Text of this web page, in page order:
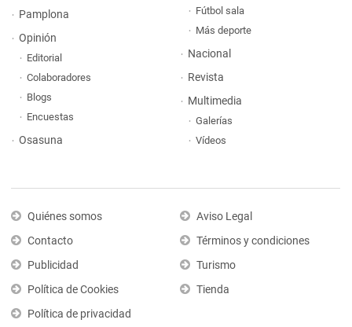
Pamplona
Opinión
Editorial
Colaboradores
Blogs
Encuestas
Osasuna
Fútbol sala
Más deporte
Nacional
Revista
Multimedia
Galerías
Vídeos
Quiénes somos
Contacto
Publicidad
Política de Cookies
Política de privacidad
Aviso Legal
Términos y condiciones
Turismo
Tienda